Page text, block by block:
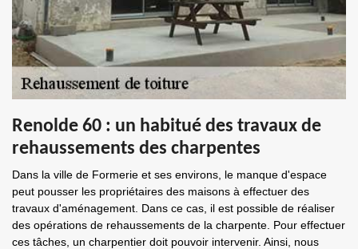
Renolde 60 : un habitué des travaux de
rehaussements des charpentes
Dans la ville de Formerie et ses environs, le manque d'espace
peut pousser les propriétaires des maisons à effectuer des
travaux d'aménagement. Dans ce cas, il est possible de réaliser
des opérations de rehaussements de la charpente. Pour effectuer
ces tâches, un charpentier doit pouvoir intervenir. Ainsi, nous